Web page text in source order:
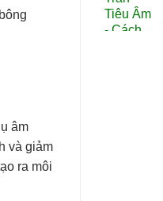
âm
và giảm
ra môi